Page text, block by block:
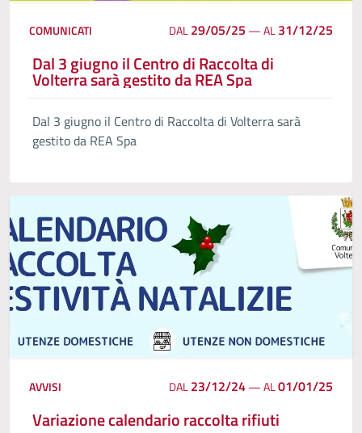
COMUNICATI DAL29/05/25 —AL31/12/25
Dal 3 giugno il Centro di Raccolta di
Volterra sarà gestito da REA Spa
Dal 3 giugno il Centro di Raccolta di Volterra sarà
gestito da REA Spa
AVVISI DAL23/12/24—AL01/01/25
Variazione calendario raccolta rifiuti